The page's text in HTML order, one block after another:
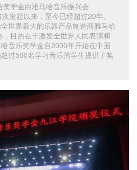
学金由雅马哈音乐振兴会
发起以来，至今已经超过20年。
世界最大的乐器产品制造商雅马哈
目的在于激发全世界人民表演和
音乐奖学金自2000年开始在中国
过500名学习音乐的学生提供了奖